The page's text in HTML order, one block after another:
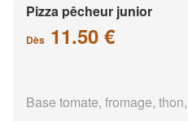
Pizza pêcheur junior
Dès 11.50 €
Base tomate, fromage,